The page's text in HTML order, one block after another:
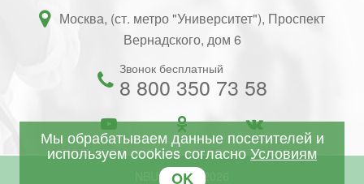
Москва, (ст. метро "Университет"), Проспект
Вернадского, дом 6
Звонок бесплатный
8 800 350 73 58
NBU © 2001-2026
Мы обрабатываем данные посетителей и
используем cookies согласноУсловиям
OK